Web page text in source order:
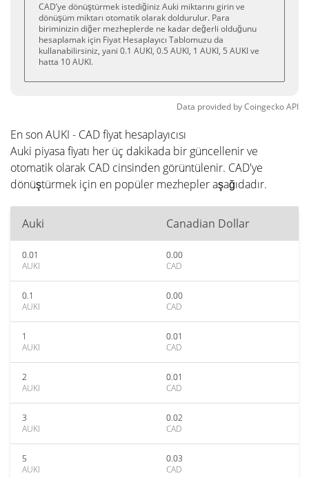
CAD’ye dönüştürmek istediğiniz Auki miktarını girin ve
dönüşüm miktarı otomatik olarak doldurulur. Para
biriminizin diğer mezheplerde ne kadar değerli olduğunu
hesaplamak için Fiyat Hesaplayıcı Tablomuzu da
kullanabilirsiniz, yani 0.1 AUKI, 0.5 AUKI, 1 AUKI, 5 AUKI ve
hatta 10 AUKI.
Data provided byCoingeckoAPI
En son AUKI - CAD fiyat hesaplayıcısı
Auki piyasa fiyatı her üç dakikada bir güncellenir ve
otomatik olarak CAD cinsinden görüntülenir. CAD'ye
dönüştürmek için en popüler mezhepler aşağıdadır.
Auki Canadian Dollar
0.01
AUKI
0.00
CAD
0.1
AUKI
0.00
CAD
1
AUKI
0.01
CAD
2
AUKI
0.01
CAD
3
AUKI
0.02
CAD
5
AUKI
0.03
CAD